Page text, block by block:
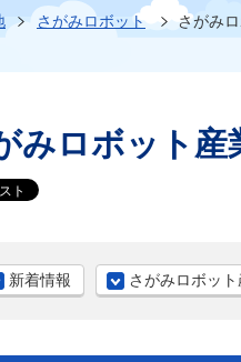
さがみロボット さがみ
みロボット産
新着情報 さがみロボッ